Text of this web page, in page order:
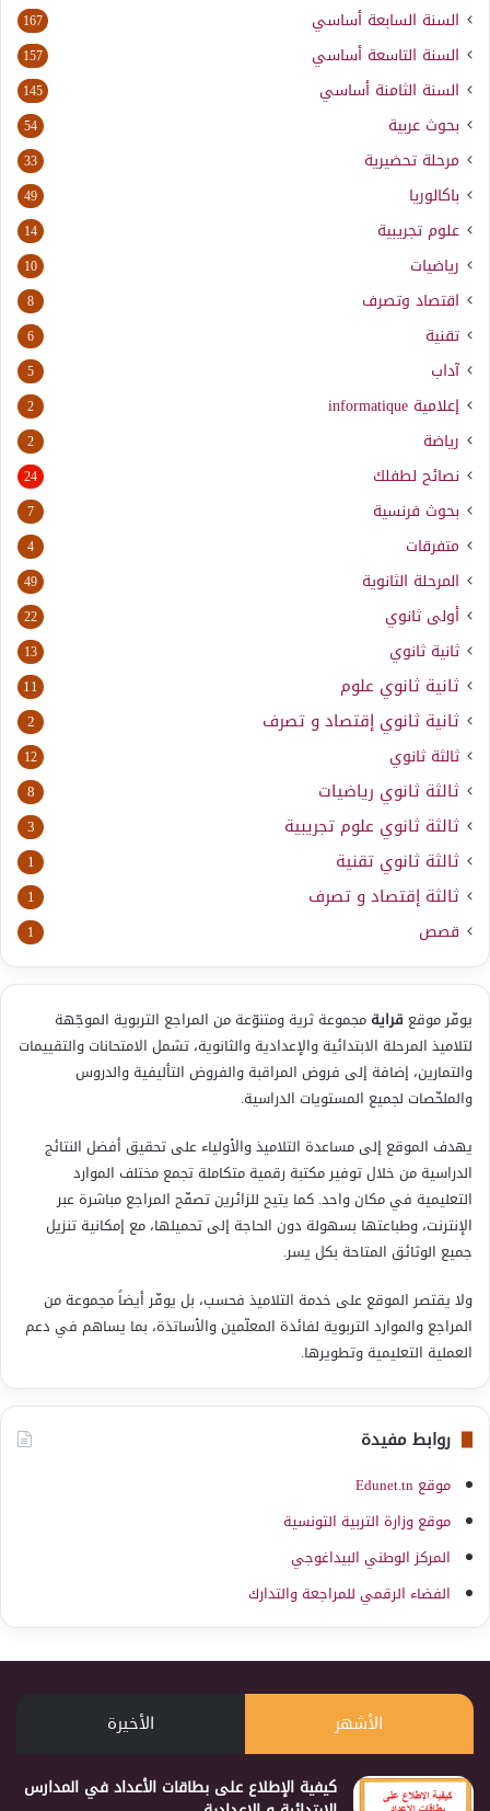
السنة السابعة أساسي 167
السنة التاسعة أساسي 157
السنة الثامنة أساسي 145
بحوث عربية 54
مرحلة تحضيرية 33
باكالوريا 49
علوم تجريبية 14
رياضيات 10
اقتصاد وتصرف 8
تقنية 6
آداب 5
إعلامية informatique
2
رياضة 2
نصائح لطفلك 24
بحوث فرنسية 7
متفرقات 4
المرحلة الثانوية 49
أولى ثانوي 22
ثانية ثانوي 13
ثانية ثانوي علوم 11
ثانية ثانوي إقتصاد و تصرف 2
ثالثة ثانوي 12
ثالثة ثانوي رياضيات 8
ثالثة ثانوي علوم تجريبية 3
ثالثة ثانوي تقنية 1
ثالثة إقتصاد و تصرف 1
قصص 1
يوفّر موقع قرايةمجموعة ثرية ومتنوّعة من المراجع التربوية الموجّهة
لتلاميذ المرحلة الابتدائية والإعدادية والثانوية، تشمل الامتحانات والتقييمات
والتمارين، إضافة إلى فروض المراقبة والفروض التأليفية والدروس
والملخّصات لجميع المستويات الدراسية.
يهدف الموقع إلى مساعدة التلاميذ والأولياء على تحقيق أفضل النتائج
الدراسية من خلال توفير مكتبة رقمية متكاملة تجمع مختلف الموارد
التعليمية في مكان واحد. كما يتيح للزائرين تصفّح المراجع مباشرة عبر
الإنترنت، وطباعتها بسهولة دون الحاجة إلى تحميلها، مع إمكانية تنزيل
جميع الوثائق المتاحة بكل يسر.
ولا يقتصر الموقع على خدمة التلاميذ فحسب، بل يوفّر أيضاً مجموعة من
المراجع والموارد التربوية لفائدة المعلّمين والأساتذة، بما يساهم في دعم
العملية التعليمية وتطويرها.
روابط مفيدة
موقع Edunet.tn
موقع وزارة التربية التونسية
المركز الوطني البيداغوجي
الفضاء الرقمي للمراجعة والتدارك
الأشهر الأخيرة
كيفية الإطلاع على بطاقات الأعداد في المدارس